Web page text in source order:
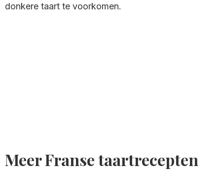
donkere taart te voorkomen.
Meer Franse taartrecepten